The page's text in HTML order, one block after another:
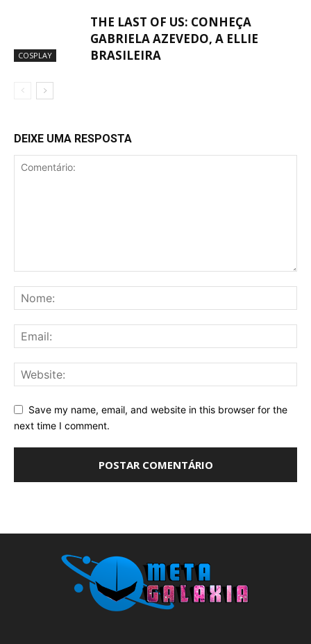
COSPLAY
THE LAST OF US: CONHEÇA
GABRIELA AZEVEDO, A ELLIE
BRASILEIRA
DEIXE UMA RESPOSTA
Save my name, email, and website in this browser for the
next time I comment.